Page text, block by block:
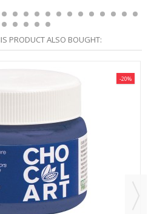
PRODUCT ALSO BOUGHT:
-20%